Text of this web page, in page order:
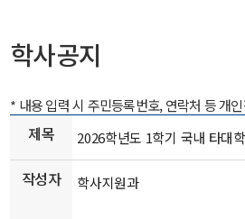
학사공지
* 내용 입력 시 주민등록번호, 연락처 등 개
제목 2026학년도 1학기 국내 타대
작성자 학사지원과